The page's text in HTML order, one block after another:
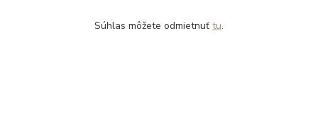
Súhlas môžete odmietnuť tu.